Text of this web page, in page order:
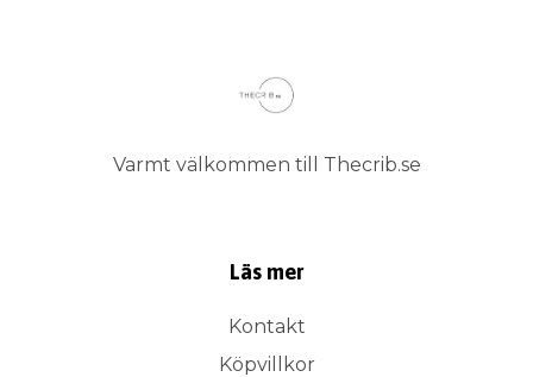
Varmt välkommen till Thecrib.se
Läs mer
Kontakt
Köpvillkor